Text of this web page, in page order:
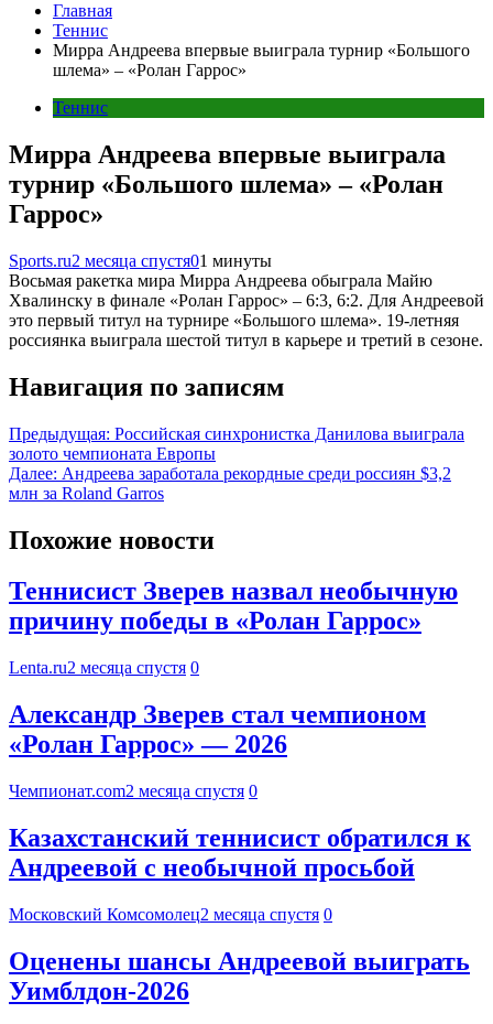
Главная
Теннис
Мирра Андреева впервые выиграла турнир «Большого
шлема» – «Ролан Гаррос»
Теннис
Мирра Андреева впервые выиграла
турнир «Большого шлема» – «Ролан
Гаррос»
Sports.ru2 месяца спустя01 минуты
Восьмая ракетка мира Мирра Андреева обыграла Майю
Хвалинску в финале «Ролан Гаррос» – 6:3, 6:2. Для Андреевой
это первый титул на турнире «Большого шлема». 19-летняя
россиянка выиграла шестой титул в карьере и третий в сезоне.
Навигация по записям
Предыдущая: Российская синхронистка Данилова выиграла
золото чемпионата Европы
Далее: Андреева заработала рекордные среди россиян $3,2
млн за Roland Garros
Похожие новости
Теннисист Зверев назвал необычную
причину победы в «Ролан Гаррос»
Lenta.ru2 месяца спустя 0
Александр Зверев стал чемпионом
«Ролан Гаррос» — 2026
Чемпионат.com2 месяца спустя 0
Казахстанский теннисист обратился к
Андреевой с необычной просьбой
Московский Комсомолец2 месяца спустя 0
Оценены шансы Андреевой выиграть
Уимблдон-2026